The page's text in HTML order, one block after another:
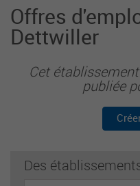
Offres
Dettwiller
Cet
publiée
Des